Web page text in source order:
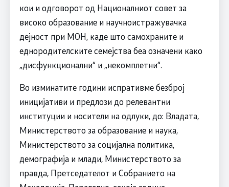
кои и одговорот од Националниот совет за
високо образование и научноистражувачка
дејност при МОН, каде што самохраните и
еднородителските семејства беа означени како
„дисфункционални“ и „некомплетни“.
Во изминатите години испративме безброј
иницијативи и предлози до релевантни
институции и носители на одлуки, до: Владата,
Министерството за образование и наука,
Министерството за социјална политика,
демографија и млади, Министерството за
правда, Претседателот и Собранието на